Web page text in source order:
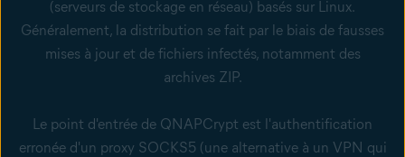
(serveurs de stockage en réseau) basés sur Linux.
Généralement, la distribution se fait par le biais de fausses
mises à jour et de fichiers infectés, notamment des
archives ZIP.
Le point d'entrée de QNAPCrypt est l'authentification
erronée d'un proxy SOCKS5 (une alternative à un VPN qui